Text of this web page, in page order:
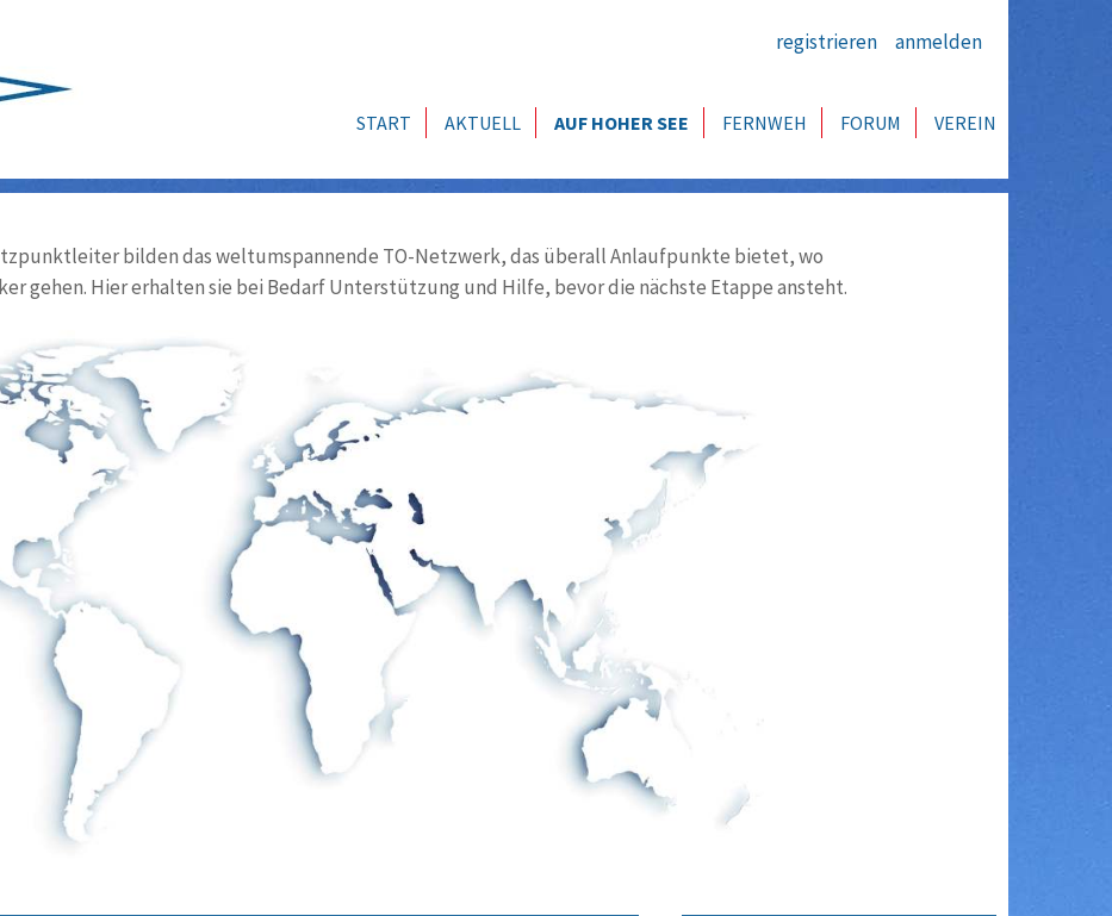
registrieren anmelden
START AKTUELL AUF HOHER SEE FERNWEH FORUM VEREIN
bilden das weltumspannende TO-Netzwerk, das überall Anlaufpunkte bietet, wo
gehen. Hier erhalten sie bei Bedarf Unterstützung und Hilfe, bevor die nächste Etappe ansteht.